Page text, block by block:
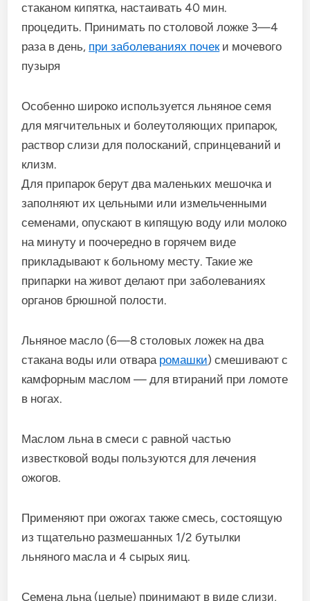
стаканом кипятка, настаивать 40 мин.
процедить. Принимать по столовой ложке 3—4
раза в день, при заболеваниях почеки мочевого
пузыря
Особенно широко используется льняное семя
для мягчительных и болеутоляющих припарок,
раствор слизи для полосканий, спринцеваний и
клизм.
Для припарок берут два маленьких мешочка и
заполняют их цельными или измельченными
семенами, опускают в кипящую воду или молоко
на минуту и поочередно в горячем виде
прикладывают к больному месту. Такие же
припарки на живот делают при заболеваниях
органов брюшной полости.
Льняное масло (6—8 столовых ложек на два
стакана воды или отвара ромашки) смешивают с
камфорным маслом — для втираний при ломоте
в ногах.
Маслом льна в смеси с равной частью
известковой воды пользуются для лечения
ожогов.
Применяют при ожогах также смесь, состоящую
из тщательно размешанных 1/2 бутылки
льняного масла и 4 сырых яиц.
Семена льна (целые) принимают в виде слизи,